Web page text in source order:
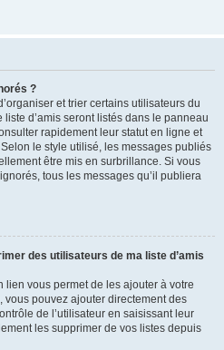
?
et trier certains utilisateurs du
d’amis seront listés dans le panneau
rapidement leur statut en ligne et
le style utilisé, les messages publiés
être mis en surbrillance. Si vous
tous les messages qu’il publiera
des utilisateurs de ma liste d’amis
lien vous permet de les ajouter à votre
vous pouvez ajouter directement des
de l’utilisateur en saisissant leur
les supprimer de vos listes depuis